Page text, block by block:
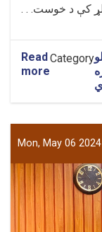
کې د خوست. . .
Read
more
Category
Mon, May 06